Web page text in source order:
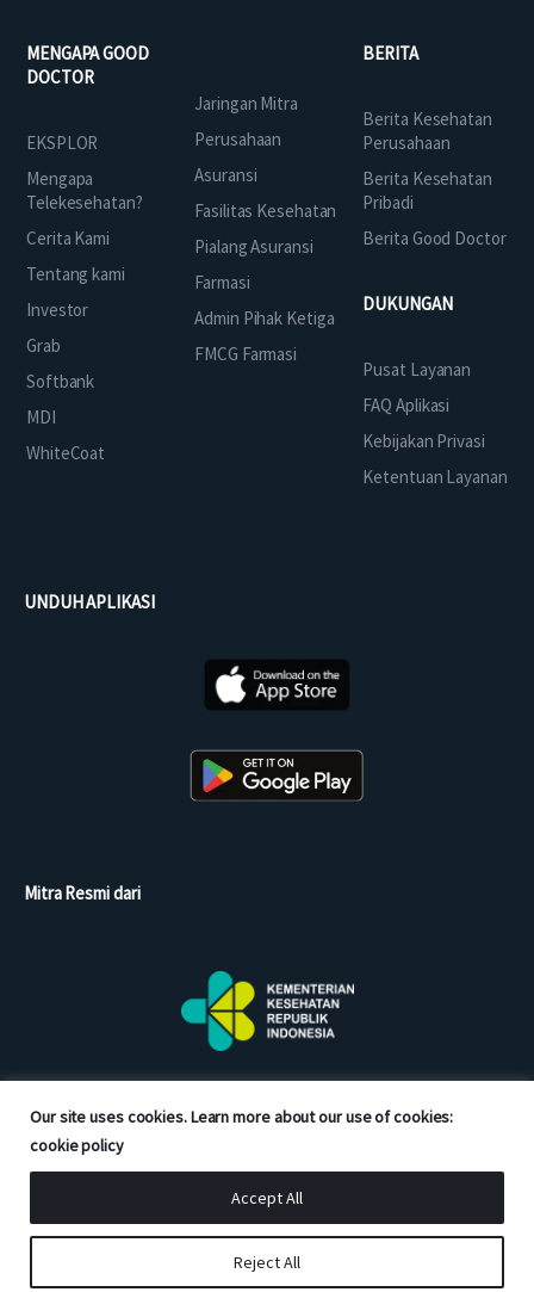
Our site uses cookies. Learn more about our use of cookies:
cookie policy
Reject All
Accept All
MENGAPA GOOD
DOCTOR
EKSPLOR
Mengapa
Telekesehatan?
Cerita Kami
Tentang kami
Investor
Grab
Softbank
MDI
WhiteCoat
Jaringan Mitra
Perusahaan
Asuransi
Fasilitas Kesehatan
Pialang Asuransi
Farmasi
Admin Pihak Ketiga
FMCG Farmasi
BERITA
Berita Kesehatan
Perusahaan
Berita Kesehatan
Pribadi
Berita Good Doctor
DUKUNGAN
Pusat Layanan
FAQ Aplikasi
Kebijakan Privasi
Ketentuan Layanan
UNDUH APLIKASI
Mitra Resmi dari
Copyright © 2026 Good Doctor. All rights reserved.